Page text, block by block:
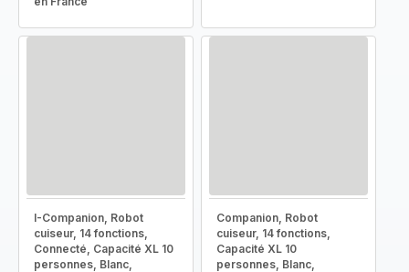
I-Companion, Robot
cuiseur, 14 fonctions,
Connecté, Capacité XL 10
personnes, Blanc,
Companion, Robot
cuiseur, 14 fonctions,
Capacité XL 10
personnes, Blanc,